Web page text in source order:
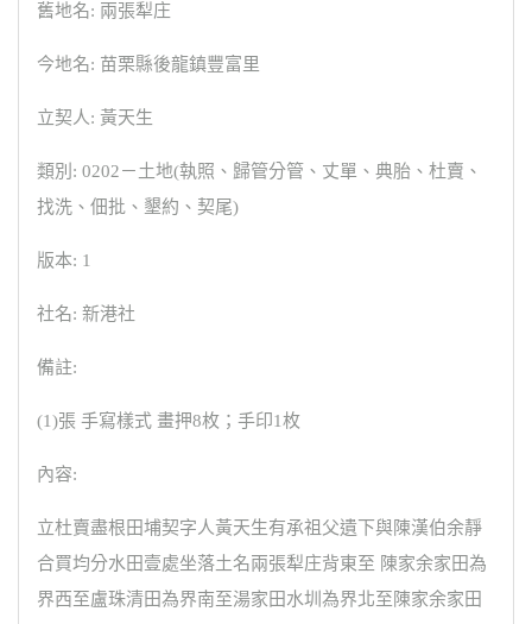
舊地名: 兩張犁庄
今地名: 苗栗縣後龍鎮豐富里
立契人: 黃天生
類別: 0202－土地(執照、歸管分管、丈單、典胎、杜賣、
找洗、佃批、墾約、契尾)
版本: 1
社名: 新港社
備註:
(1)張 手寫樣式 畫押8枚；手印1枚
內容:
立杜賣盡根田埔契字人黃天生有承祖父遺下與陳漢伯余靜
合買均分水田壹處坐落土名兩張犁庄背東至 陳家余家田為
界西至盧珠清田為界南至湯家田水圳為界北至陳家余家田